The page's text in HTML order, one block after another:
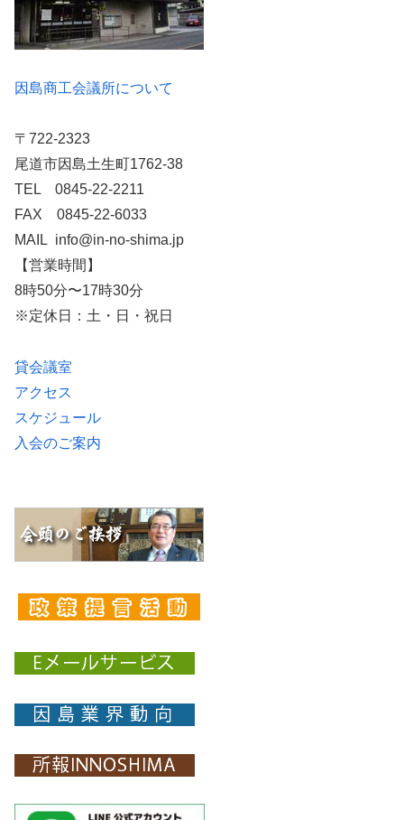
因島商工会議所について
〒722-2323
尾道市因島土生町1762-38
TEL 0845-22-2211
FAX 0845-22-6033
MAIL info@in-no-shima.jp
【営業時間】
8時50分〜17時30分
※定休日：土・日・祝日
貸会議室
アクセス
スケジュール
入会のご案内